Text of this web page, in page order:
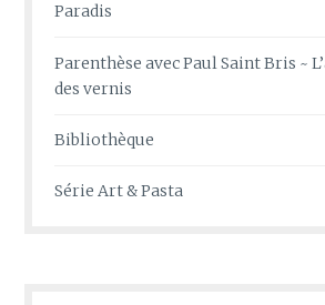
Paradis
Parenthèse avec Paul Saint Bris ~
des vernis
Bibliothèque
Série Art & Pasta